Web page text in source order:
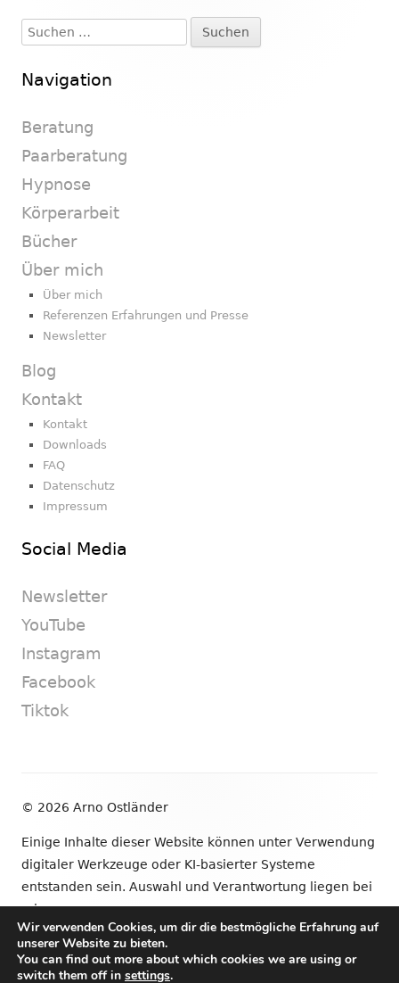
Seitenleiste
Suchen
nach:
Navigation
Beratung
Paarberatung
Hypnose
Körperarbeit
Bücher
Über mich
Über mich
Referenzen Erfahrungen und Presse
Newsletter
Blog
Kontakt
Kontakt
Downloads
FAQ
Datenschutz
Impressum
Social Media
Newsletter
YouTube
Instagram
Facebook
Tiktok
© 2026 Arno Ostländer
Einige Inhalte dieser Website können unter Verwendung
digitaler Werkzeuge oder KI-basierter Systeme
entstanden sein. Auswahl und Verantwortung liegen bei
mir.
•VerwendetTiny Framework
Wir verwenden Cookies, um dir die bestmögliche Erfahrung auf
unserer Website zu bieten.
You can find out more about which cookies we are using or
switch them off in settings.